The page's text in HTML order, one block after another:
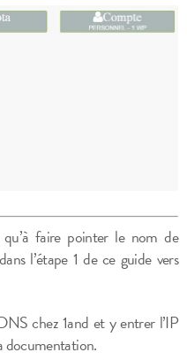
faire pointer le nom de
l’étape 1 de ce guide vers
chez 1and et y entrer l’IP
documentation.